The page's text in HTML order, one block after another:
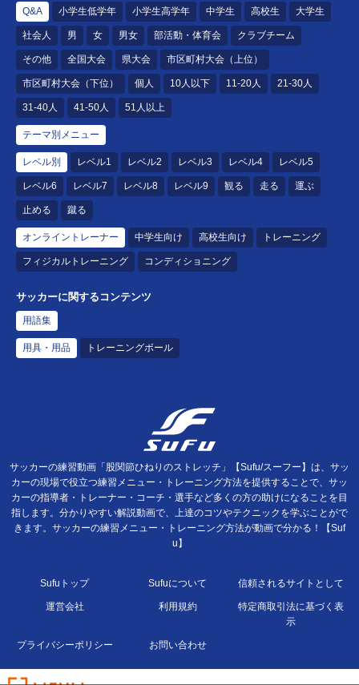
Q&A 小学生低学年 小学生高学年 中学生 高校生 大学生
社会人 男 女 男女 部活動・体育会 クラブチーム
その他 全国大会 県大会 市区町村大会（上位）
市区町村大会（下位） 個人 10人以下 11-20人 21-30人
31-40人 41-50人 51人以上
テーマ別メニュー
レベル別 レベル1 レベル2 レベル3 レベル4 レベル5
レベル6 レベル7 レベル8 レベル9 観る 走る 運ぶ
止める 蹴る
オンライントレーナー 中学生向け 高校生向け トレーニング
フィジカルトレーニング コンディショニング
サッカーに関するコンテンツ
用語集
用具・用品 トレーニングボール
サッカーの練習動画「股関節ひねりのストレッチ」【Sufu/スーフー】は、サッ
カーの現場で役立つ練習メニュー・トレーニング方法を提供することで、サッ
カーの指導者・トレーナー・コーチ・選手など多くの方の助けになることを目
指します。分かりやすい解説動画で、上達のコツやテクニックを学ぶことがで
きます。サッカーの練習メニュー・トレーニング方法が動画で分かる！【Suf
u】
Sufuトップ Sufuについて 信頼されるサイトとして
運営会社 利用規約
特定商取引法に基づく表
示
プライバシーポリシー お問い合わせ